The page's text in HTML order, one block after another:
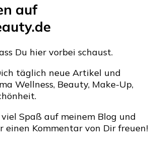
auf
Du hier vorbei schaust.
täglich neue Artikel und
Wellness, Beauty, Make-Up,
Spaß auf meinem Blog und
einen Kommentar von Dir freuen!